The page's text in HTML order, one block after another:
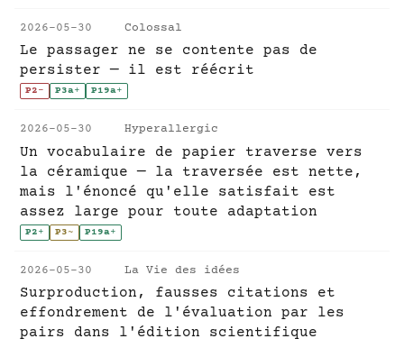
2026-05-30 Colossal
Le passager ne se contente pas de
persister — il est réécrit
P2- P3a+ P19a+
2026-05-30 Hyperallergic
Un vocabulaire de papier traverse vers
la céramique — la traversée est nette,
mais l'énoncé qu'elle satisfait est
assez large pour toute adaptation
P2+ P3~ P19a+
2026-05-30 La Vie des idées
Surproduction, fausses citations et
effondrement de l'évaluation par les
pairs dans l'édition scientifique